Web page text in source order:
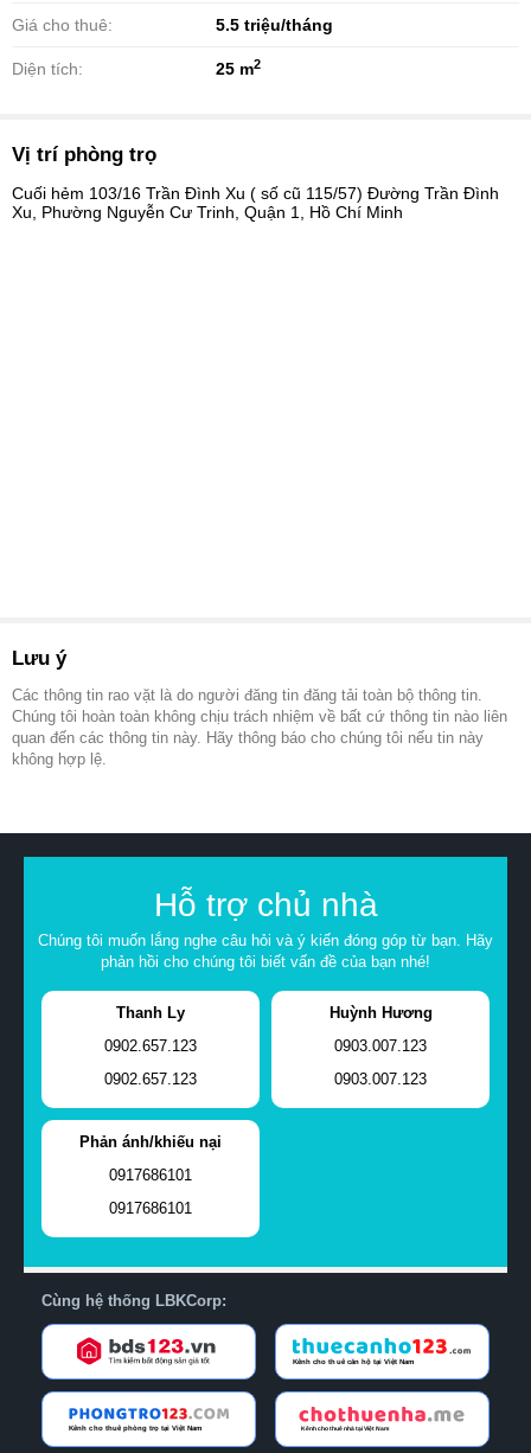
Giá cho thuê: 5.5 triệu/tháng
Diện tích: 25 m2
Vị trí phòng trọ
Cuối hẻm 103/16 Trần Đình Xu ( số cũ 115/57) Đường Trần Đình
Xu, Phường Nguyễn Cư Trinh, Quận 1, Hồ Chí Minh
Lưu ý
Các thông tin rao vặt là do người đăng tin đăng tải toàn bộ thông tin.
Chúng tôi hoàn toàn không chịu trách nhiệm về bất cứ thông tin nào liên
quan đến các thông tin này. Hãy thông báo cho chúng tôi nếu tin này
không hợp lệ.
Hỗ trợ chủ nhà
Chúng tôi muốn lắng nghe câu hỏi và ý kiến đóng góp từ bạn. Hãy
phản hồi cho chúng tôi biết vấn đề của bạn nhé!
Thanh Ly
0902.657.123
0902.657.123
Huỳnh Hương
0903.007.123
0903.007.123
Phản ánh/khiếu nại
0917686101
0917686101
Cùng hệ thống LBKCorp: